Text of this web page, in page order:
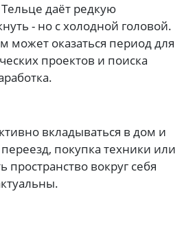
даёт редкую
- но с холодной головой.
может оказаться период для
проектов и поиска
вкладываться в дом и
покупка техники или
вокруг себя